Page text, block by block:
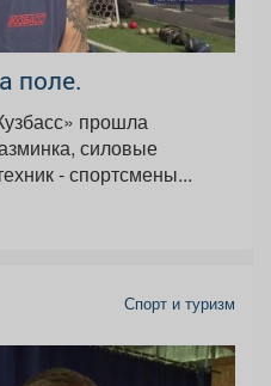
поле.
прошла
силовые
- спортсмены...
Спорт и туризм